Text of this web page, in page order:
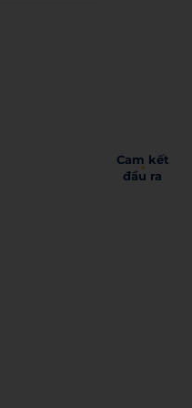
Cam kết
đầu ra